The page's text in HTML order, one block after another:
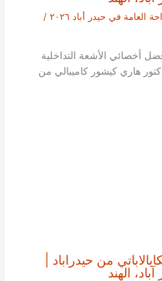
العامة في حيدر أباد ٢٠٢٦
/
أخصائي الأشعة التداخلية
هاري كيشور كاميبالي من
من حيدراباد |
الهند